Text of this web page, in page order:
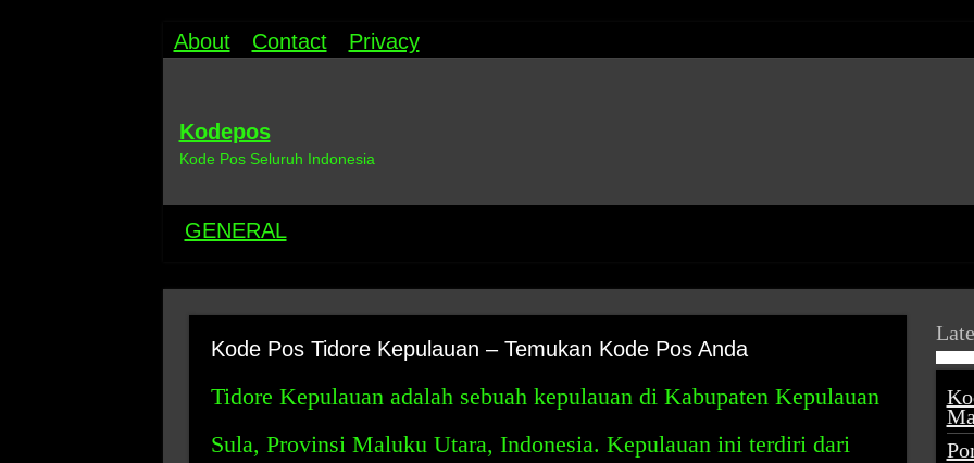
About Contact Privacy
Kodepos
Kode Pos Seluruh Indonesia
GENERAL
Kode Pos Tidore Kepulauan – Temukan Kode Pos Anda
Tidore Kepulauan adalah sebuah kepulauan di Kabupaten Kepulauan
Sula, Provinsi Maluku Utara, Indonesia. Kepulauan ini terdiri dari